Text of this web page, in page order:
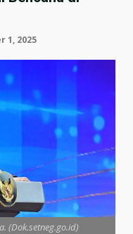
1, 2025
(Dok.setneg.go.id)